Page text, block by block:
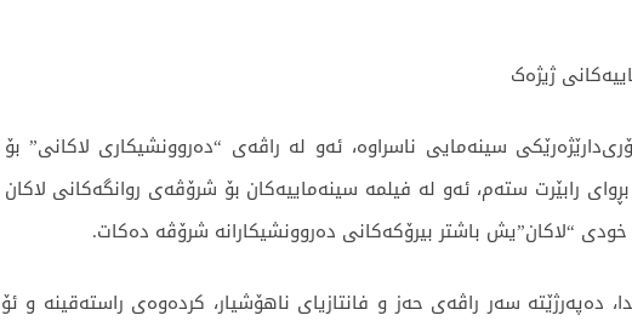
ژیژەک
سینەمایی ناسراوە، ئەو لە راڤەی “دەروونشیکاری
رابێرت ستەم، ئەو لە فیلمە سینەماییەکان بۆ شرۆڤەی روانگەکانی
“لاکان”یش باشتر بیرۆکەکانی دەروونشیکارانە شرۆڤە دەکات.
دەپەرژێتە سەر راڤەی حەز و فانتازیای ناهۆشیار، کردەوەی راستەقینە و